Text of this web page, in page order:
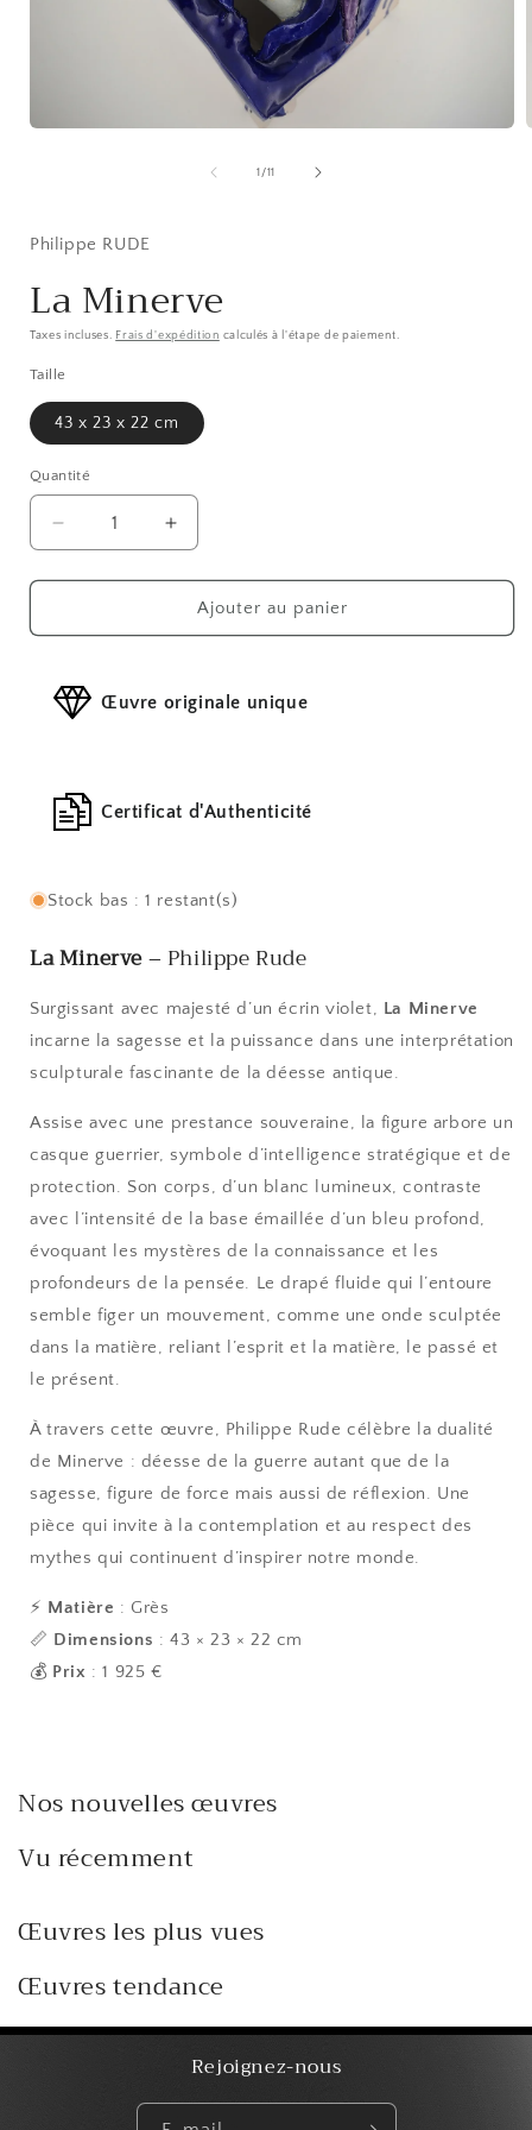
fenêtre
1 /de
11
Philippe RUDE
La Minerve
Taxes incluses. Frais d'expédition calculés à l'étape de paiement.
Taille
43 x 23 x 22 cm
Quantité
Réduire
la
quantité
La
Augmenter
la
quantité
La
Ajouter au panier
Œuvre originale unique
Certificat d'Authenticité
Stock bas : 1 restant(s)
La Minerve– Philippe Rude
Surgissant avec majesté d’un écrin violet, La Minerve
incarne la sagesse et la puissance dans une interprétation
sculpturale fascinante de la déesse antique.
Assise avec une prestance souveraine, la figure arbore un
casque guerrier, symbole d’intelligence stratégique et de
protection. Son corps, d’un blanc lumineux, contraste
avec l’intensité de la base émaillée d’un bleu profond,
évoquant les mystères de la connaissance et les
profondeurs de la pensée. Le drapé fluide qui l’entoure
semble figer un mouvement, comme une onde sculptée
dans la matière, reliant l’esprit et la matière, le passé et
le présent.
À travers cette œuvre, Philippe Rude célèbre la dualité
de Minerve : déesse de la guerre autant que de la
sagesse, figure de force mais aussi de réflexion. Une
pièce qui invite à la contemplation et au respect des
mythes qui continuent d’inspirer notre monde.
⚡ Matière : Grès
📏 Dimensions : 43 × 23 × 22 cm
💰 Prix : 1 925 €
Nos nouvelles œuvres
Vu récemment
Œuvres les plus vues
Œuvres tendance
Rejoignez-nous